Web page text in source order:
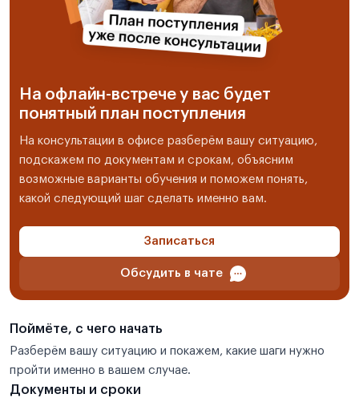
На офлайн-встрече у вас будет
понятный план поступления
На консультации в офисе разберём вашу ситуацию,
подскажем по документам и срокам, объясним
возможные варианты обучения и поможем понять,
какой следующий шаг сделать именно вам.
Записаться
Обсудить в чате
Поймёте, с чего начать
Разберём вашу ситуацию и покажем, какие шаги нужно
пройти именно в вашем случае.
Документы и сроки